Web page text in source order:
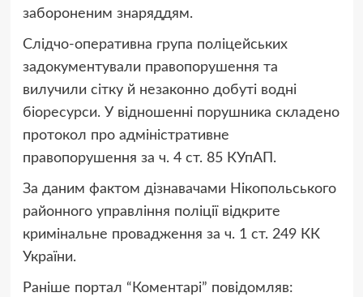
забороненим знаряддям.
Слідчо-оперативна група поліцейських
задокументували правопорушення та
вилучили сітку й незаконно добуті водні
біоресурси. У відношенні порушника складено
протокол про адміністративне
правопорушення за ч. 4 ст. 85 КУпАП.
За даним фактом дізнавачами Нікопольського
районного управління поліції відкрите
кримінальне провадження за ч. 1 ст. 249 КК
України.
Раніше портал “Коментарі” повідомляв: